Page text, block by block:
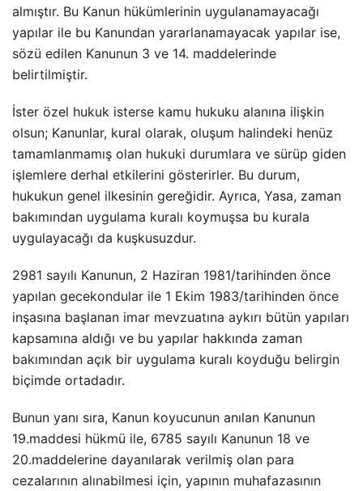
almıştır. Bu Kanun hükümlerinin uygulanamayacağı
yapılar ile bu Kanundan yararlanamayacak yapılar ise,
sözü edilen Kanunun 3 ve 14. maddelerinde
belirtilmiştir.
İster özel hukuk isterse kamu hukuku alanına ilişkin
olsun; Kanunlar, kural olarak, oluşum halindeki henüz
tamamlanmamış olan hukuki durumlara ve sürüp giden
işlemlere derhal etkilerini gösterirler. Bu durum,
hukukun genel ilkesinin gereğidir. Ayrıca, Yasa, zaman
bakımından uygulama kuralı koymuşsa bu kurala
uygulayacağı da kuşkusuzdur.
2981 sayılı Kanunun, 2 Haziran 1981/tarihinden önce
yapılan gecekondular ile 1 Ekim 1983/tarihinden önce
inşasına başlanan imar mevzuatına aykırı bütün yapıları
kapsamına aldığı ve bu yapılar hakkında zaman
bakımından açık bir uygulama kuralı koyduğu belirgin
biçimde ortadadır.
Bunun yanı sıra, Kanun koyucunun anılan Kanunun
19.maddesi hükmü ile, 6785 sayılı Kanunun 18 ve
20.maddelerine dayanılarak verilmiş olan para
cezalarının alınabilmesi için, yapının muhafazasının